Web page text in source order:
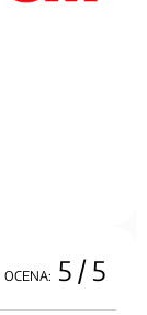
OCENA: 5 / 5